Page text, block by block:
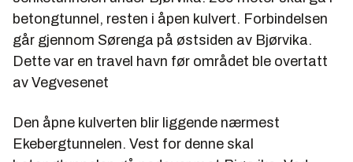
betongtunnel, resten i åpen kulvert. Forbindelsen
går gjennom Sørenga på østsiden av Bjørvika.
Dette var en travel havn før området ble overtatt
av Vegvesenet
Den åpne kulverten blir liggende nærmest
Ekebergtunnelen. Vest for denne skal